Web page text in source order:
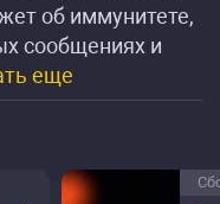
об иммунитете,
сообщениях и
еще